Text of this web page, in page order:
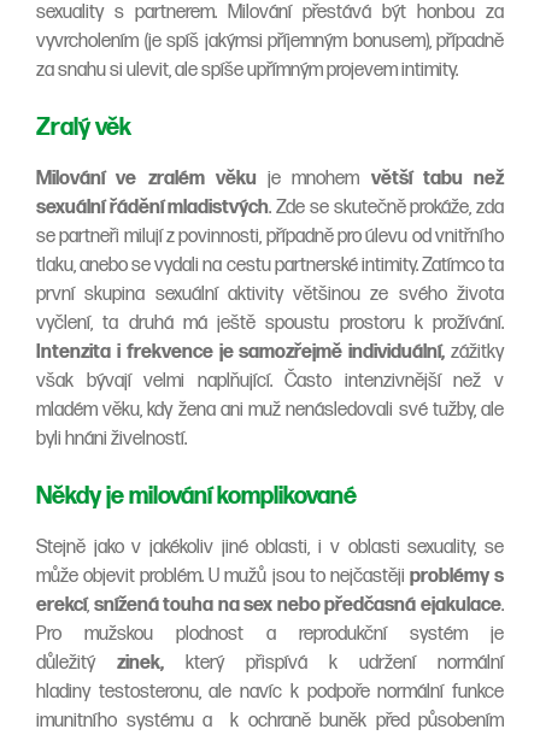
sexuality s partnerem. Milování přestává být honbou za
vyvrcholením (je spíš jakýmsi příjemným bonusem), případně
za snahu si ulevit, ale spíše upřímným projevem intimity.
Zralý věk
Milování ve zralém věku je mnohem větší tabu než
sexuální řádění mladistvých. Zde se skutečně prokáže, zda
se partneři milují z povinnosti, případně pro úlevu od vnitřního
tlaku, anebo se vydali na cestu partnerské intimity. Zatímco ta
první skupina sexuální aktivity většinou ze svého života
vyčlení, ta druhá má ještě spoustu prostoru k prožívání.
Intenzita i frekvence je samozřejmě individuální, zážitky
však bývají velmi naplňující. Často intenzivnější než v
mladém věku, kdy žena ani muž nenásledovali své tužby, ale
byli hnáni živelností.
Někdy je milování komplikované
Stejně jako v jakékoliv jiné oblasti, i v oblasti sexuality, se
může objevit problém. U mužů jsou to nejčastěji problémy s
erekcí, snížená touha na sex nebo předčasná ejakulace.
Pro mužskou plodnost a reprodukční systém je
důležitýzinek, který přispívá k udržení normální
hladiny testosteronu, ale navíc k podpoře normální funkce
imunitního systému a k ochraně buněk před působením